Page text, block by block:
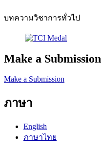
บทความวิชาการทั่วไป
Make a Submission
Make a Submission
ภาษา
English
ภาษาไทย